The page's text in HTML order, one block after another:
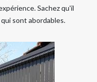
Sachez qu'il
sont abordables.